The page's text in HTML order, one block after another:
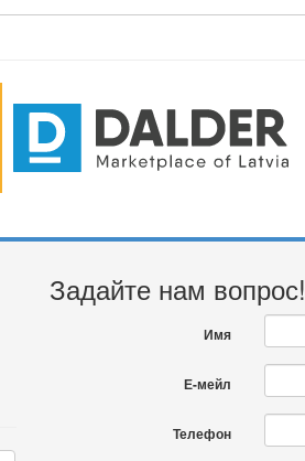
Задайте нам вопрос!
Имя
Е-мейл
Телефон